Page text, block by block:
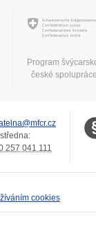
Program
české
257 041 111
cookies